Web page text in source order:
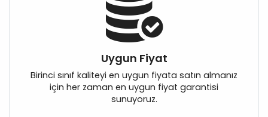
Uygun Fiyat
Birinci sınıf kaliteyi en uygun fiyata satın almanız
için her zaman en uygun fiyat garantisi
sunuyoruz.